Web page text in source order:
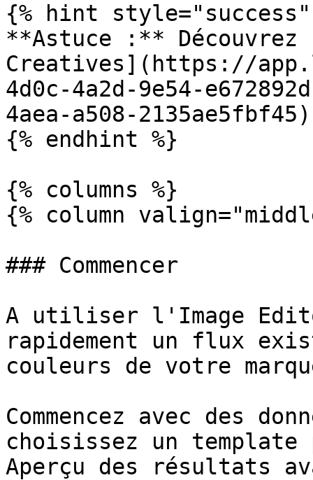
{% hint style="success"
**Astuce :**
Creatives](https://
4d0c-4a2d-9e54-
4aea-a508-
{% endhint %}
{% columns %}
{% column
### Commencer
A utiliser l'Image
rapidement un flux
couleurs de votre
Commencez avec des
choisissez un
Aperçu des résultats